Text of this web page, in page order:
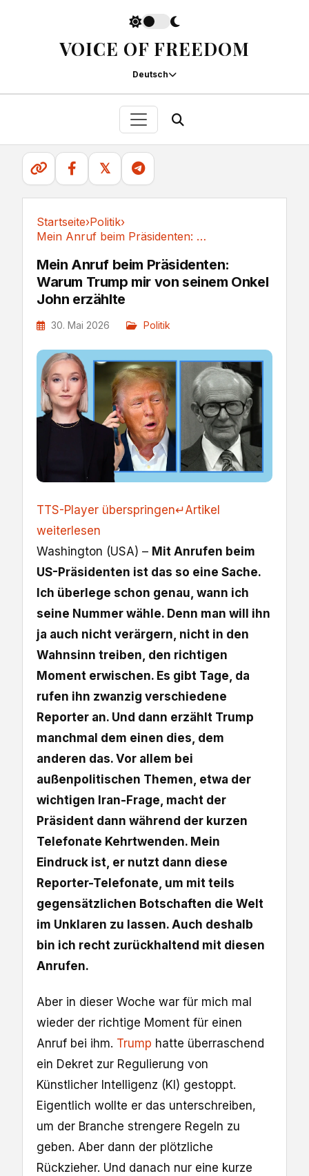
VOICE OF FREEDOM
Deutsch
𝕏
Startseite›Politik›
Mein Anruf beim Präsidenten: Warum Trump mir...
Mein Anruf beim Präsidenten:
Warum Trump mir von seinem Onkel
John erzählte
30. Mai 2026 Politik
TTS-Player überspringen↵Artikel
weiterlesen
Washington (USA) – Mit Anrufen beim
US-Präsidenten ist das so eine Sache.
Ich überlege schon genau, wann ich
seine Nummer wähle. Denn man will ihn
ja auch nicht verärgern, nicht in den
Wahnsinn treiben, den richtigen
Moment erwischen. Es gibt Tage, da
rufen ihn zwanzig verschiedene
Reporter an. Und dann erzählt Trump
manchmal dem einen dies, dem
anderen das. Vor allem bei
außenpolitischen Themen, etwa der
wichtigen Iran-Frage, macht der
Präsident dann während der kurzen
Telefonate Kehrtwenden. Mein
Eindruck ist, er nutzt dann diese
Reporter-Telefonate, um mit teils
gegensätzlichen Botschaften die Welt
im Unklaren zu lassen. Auch deshalb
bin ich recht zurückhaltend mit diesen
Anrufen.
Aber in dieser Woche war für mich mal
wieder der richtige Moment für einen
Anruf bei ihm. Trump hatte überraschend
ein Dekret zur Regulierung von
Künstlicher Intelligenz (KI) gestoppt.
Eigentlich wollte er das unterschreiben,
um der Branche strengere Regeln zu
geben. Aber dann der plötzliche
Rückzieher. Und danach nur eine kurze